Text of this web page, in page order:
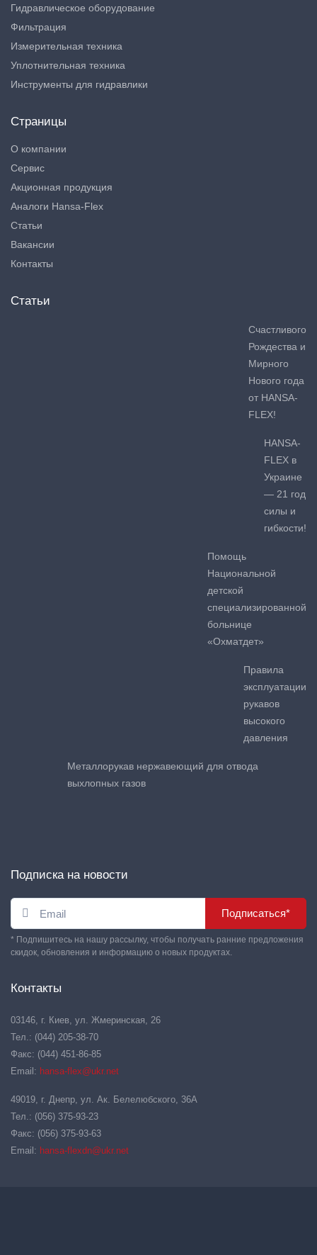
Гидравлическое оборудование
Фильтрация
Измерительная техника
Уплотнительная техника
Инструменты для гидравлики
Страницы
О компании
Сервис
Акционная продукция
Аналоги Hansa-Flex
Статьи
Вакансии
Контакты
Статьи
Счастливого
Рождества и
Мирного
Нового года
от HANSA-
FLEX!
HANSA-
FLEX в
Украине
— 21 год
силы и
гибкости!
Помощь
Национальной
детской
специализированной
больнице
«Охматдет»
Правила
эксплуатации
рукавов
высокого
давления
Металлорукав нержавеющий для отвода
выхлопных газов
Подписка на новости
Подписаться*
* Подпишитесь на нашу рассылку, чтобы получать ранние предложения
скидок, обновления и информацию о новых продуктах.
Контакты
03146, г. Киев, ул. Жмеринская, 26
Тел.: (044) 205-38-70
Факс: (044) 451-86-85
Email: hansa-flex@ukr.net
49019, г. Днепр, ул. Ак. Белелюбского, 36А
Тел.: (056) 375-93-23
Факс: (056) 375-93-63
Email: hansa-flexdn@ukr.net